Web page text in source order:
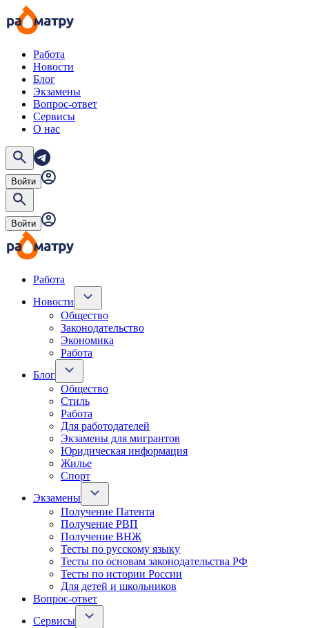
Работа
Новости
Блог
Экзамены
Вопрос-ответ
Сервисы
О нас
Войти
Войти
Работа
Новости
Общество
Законодательство
Экономика
Работа
Блог
Общество
Стиль
Работа
Для работодателей
Экзамены для мигрантов
Юридическая информация
Жилье
Спорт
Экзамены
Получение Патента
Получение РВП
Получение ВНЖ
Тесты по русскому языку
Тесты по основам законодательства РФ
Тесты по истории России
Для детей и школьников
Вопрос-ответ
Сервисы